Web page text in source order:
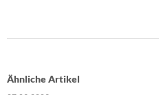
Ähnliche Artikel